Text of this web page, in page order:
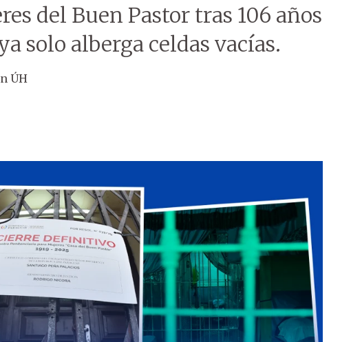
del Buen Pastor tras 106 años
solo alberga celdas vacías.
ÚH